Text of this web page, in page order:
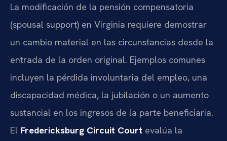
La modificación de la pensión compensatoria
(spousal support) en Virginia requiere demostrar
un cambio material en las circunstancias desde la
entrada de la orden original. Ejemplos comunes
incluyen la pérdida involuntaria del empleo, una
discapacidad médica, la jubilación o un aumento
sustancial en los ingresos de la parte beneficiaria.
El Fredericksburg Circuit Court evalúa la